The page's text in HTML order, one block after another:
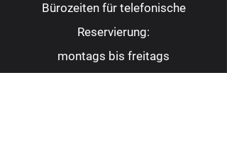
Bürozeiten für telefonische
Reservierung:
montags bis freitags